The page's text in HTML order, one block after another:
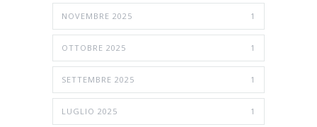
NOVEMBRE 2025 1
OTTOBRE 2025 1
SETTEMBRE 2025 1
LUGLIO 2025 1